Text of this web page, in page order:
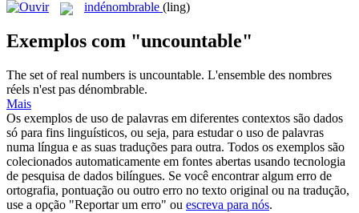
indénombrable (ling)
Exemplos com "uncountable"
The set of real numbers is uncountable. L'ensemble des nombres
réels n'est pas dénombrable.
Mais
Os exemplos de uso de palavras em diferentes contextos são dados
só para fins linguísticos, ou seja, para estudar o uso de palavras
numa língua e as suas traduções para outra. Todos os exemplos são
colecionados automaticamente em fontes abertas usando tecnologia
de pesquisa de dados bilíngues. Se você encontrar algum erro de
ortografia, pontuação ou outro erro no texto original ou na tradução,
use a opção "Reportar um erro" ou escreva para nós.